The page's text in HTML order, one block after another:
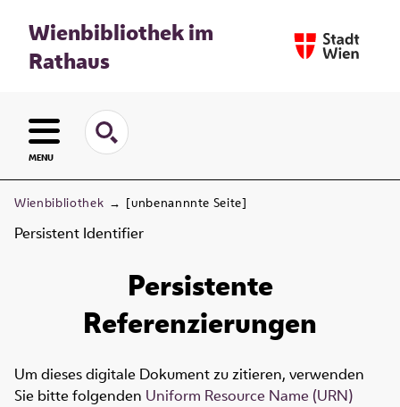
Wienbibliothek im
Rathaus
MENU
Wienbibliothek → [unbenannnte Seite]
Persistent Identifier
Persistente
Referenzierungen
Um dieses digitale Dokument zu zitieren, verwenden
Sie bitte folgenden Uniform Resource Name (URN)